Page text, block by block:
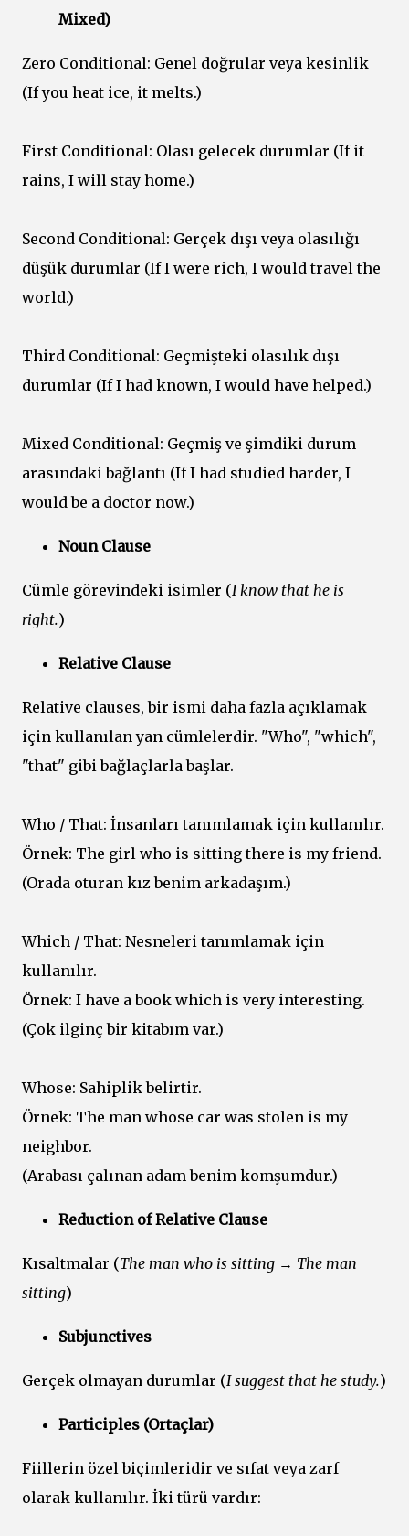
Mixed)
Zero Conditional: Genel doğrular veya kesinlik
(If you heat ice, it melts.)
First Conditional: Olası gelecek durumlar (If it
rains, I will stay home.)
Second Conditional: Gerçek dışı veya olasılığı
düşük durumlar (If I were rich, I would travel the
world.)
Third Conditional: Geçmişteki olasılık dışı
durumlar (If I had known, I would have helped.)
Mixed Conditional: Geçmiş ve şimdiki durum
arasındaki bağlantı (If I had studied harder, I
would be a doctor now.)
Noun Clause
Cümle görevindeki isimler (I know that he is
right.)
Relative Clause
Relative clauses, bir ismi daha fazla açıklamak
için kullanılan yan cümlelerdir. "Who", "which",
"that" gibi bağlaçlarla başlar.
Who / That: İnsanları tanımlamak için kullanılır.
Örnek: The girl who is sitting there is my friend.
(Orada oturan kız benim arkadaşım.)
Which / That: Nesneleri tanımlamak için
kullanılır.
Örnek: I have a book which is very interesting.
(Çok ilginç bir kitabım var.)
Whose: Sahiplik belirtir.
Örnek: The man whose car was stolen is my
neighbor.
(Arabası çalınan adam benim komşumdur.)
Reduction of Relative Clause
Kısaltmalar (The man who is sitting → The man
sitting)
Subjunctives
Gerçek olmayan durumlar (I suggest that he study.)
Participles (Ortaçlar)
Fiillerin özel biçimleridir ve sıfat veya zarf
olarak kullanılır. İki türü vardır: